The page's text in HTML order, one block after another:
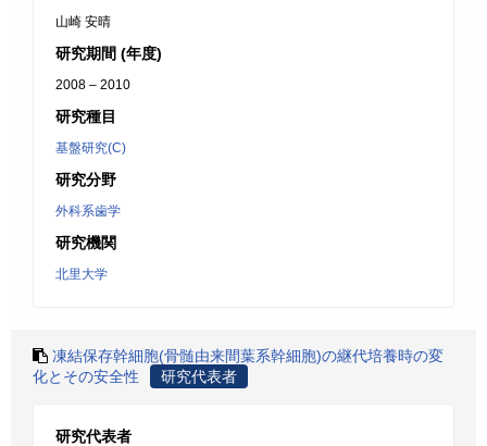
山崎 安晴
研究期間 (年度)
2008 – 2010
研究種目
基盤研究(C)
研究分野
外科系歯学
研究機関
北里大学
凍結保存幹細胞(骨髄由来間葉系幹細胞)の継代培養時の変
化とその安全性
研究代表者
研究代表者